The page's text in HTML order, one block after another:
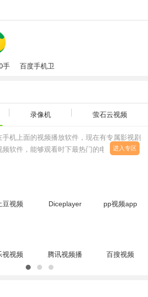
手
百度手机卫
录像机 萤石云视频
机上面的视频播放软件，现在有专属影视剧
软件，能够观看时下最热门的电影、电视
进入专区
豆视频
Diceplayer
pp视频app
视视频
腾讯视频播
放器apad
百搜视频